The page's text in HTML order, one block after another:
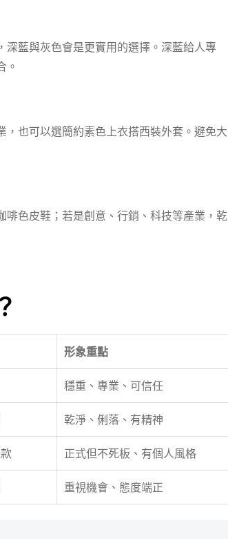
藍與灰色會是更實用的選擇。深藍給人專
。
也可以選簡約素色上衣搭西裝外套。避免大
色皮鞋；若是創意、行銷、科技等產業，乾
形象重點
穩重、專業、可信任
乾淨、俐落、有精神
正式但不死板、有個人風格
重視機會、態度端正